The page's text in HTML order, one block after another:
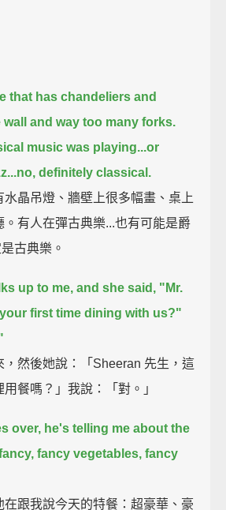
that has chandeliers and
and way too many forks.
music was playing...or
no, definitely classical.
晶吊燈、牆壁上很多幅畫、桌上
。有人在彈古典樂...也有可能是爵
古典樂。
up to me, and she said, "Mr.
first time dining with us?"
，然後她說：「Sheeran 先生，這
餐嗎？」我說：「對。」
over, he's telling me about the
fancy vegetables, fancy
在跟我說今天的特餐：超豪華、豪